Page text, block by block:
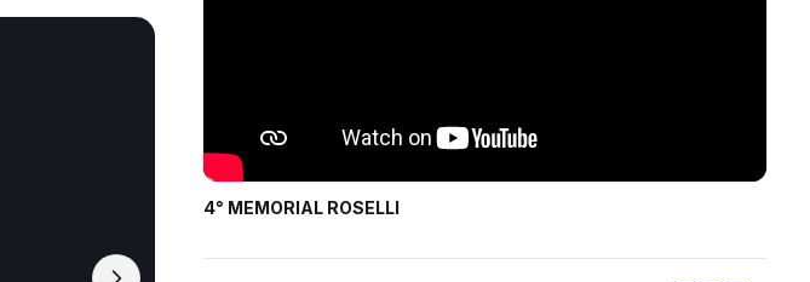
4° MEMORIAL ROSELLI